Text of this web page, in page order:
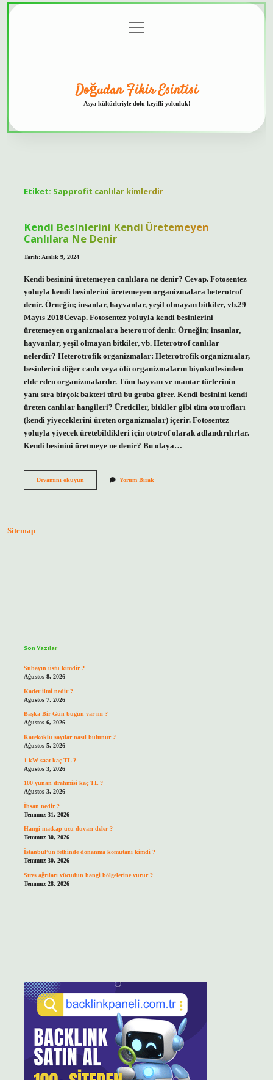
menüyü
aç
Doğudan Fikir Esintisi
Asya kültürleriyle dolu keyifli yolculuk!
Etiket: Sapprofit canlılar kimlerdir
Kendi Besinlerini Kendi Üretemeyen
Canlılara Ne Denir
Tarih: Aralık 9, 2024
Kendi besinini üretemeyen canlılara ne denir? Cevap. Fotosentez
yoluyla kendi besinlerini üretemeyen organizmalara heterotrof
denir. Örneğin; insanlar, hayvanlar, yeşil olmayan bitkiler, vb.29
Mayıs 2018Cevap. Fotosentez yoluyla kendi besinlerini
üretemeyen organizmalara heterotrof denir. Örneğin; insanlar,
hayvanlar, yeşil olmayan bitkiler, vb. Heterotrof canlılar
nelerdir? Heterotrofik organizmalar: Heterotrofik organizmalar,
besinlerini diğer canlı veya ölü organizmaların biyokütlesinden
elde eden organizmalardır. Tüm hayvan ve mantar türlerinin
yanı sıra birçok bakteri türü bu gruba girer. Kendi besinini kendi
üreten canlılar hangileri? Üreticiler, bitkiler gibi tüm ototrofları
(kendi yiyeceklerini üreten organizmalar) içerir. Fotosentez
yoluyla yiyecek üretebildikleri için ototrof olarak adlandırılırlar.
Kendi besinini üretmeye ne denir? Bu olaya…
Devamını okuyunKendi
Yorum Bırak
Sitemap
Son Yazılar
Subayın üstü kimdir ?
Ağustos 8, 2026
Kader ilmi nedir ?
Ağustos 7, 2026
Başka Bir Gün bugün var mı ?
Ağustos 6, 2026
Kareköklü sayılar nasıl bulunur ?
Ağustos 5, 2026
1 kW saat kaç TL ?
Ağustos 3, 2026
100 yunan drahmisi kaç TL ?
Ağustos 3, 2026
İhsan nedir ?
Temmuz 31, 2026
Hangi matkap ucu duvarı deler ?
Temmuz 30, 2026
İstanbul’un fethinde donanma komutanı kimdi ?
Temmuz 30, 2026
Stres ağrıları vücudun hangi bölgelerine vurur ?
Temmuz 28, 2026